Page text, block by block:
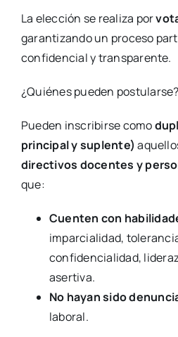
La elección se realiza por
garantizando un proceso
confidencial y transparente.
¿Quiénes pueden postularse?
Pueden inscribirse como
principal y suplente)
directivos docentes y
que:
Cuenten con
imparcialidad,
confidencialidad,
asertiva.
No hayan sido
laboral.